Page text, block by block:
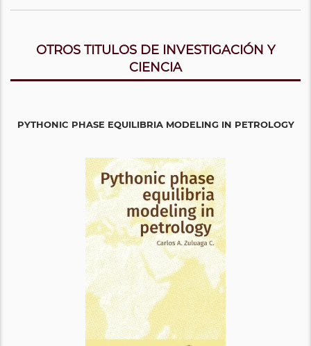
OTROS TITULOS DE INVESTIGACIÓN Y
CIENCIA
PYTHONIC PHASE EQUILIBRIA MODELING IN PETROLOGY